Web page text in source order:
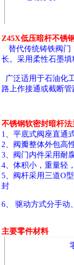
Z45X低压暗杆不锈
替代传统铸铁阀
长。采用柔性石墨
广泛适用于石油化
路上作接通或截断
不锈钢软密封暗杆法
1、平底式阀座直通
2、阀瓣整体外包高
3、阀门内件采用耐
4、体积小，重量轻
5、阀杆采用三道O
封
6 驱动方式分手动
主要零件材料